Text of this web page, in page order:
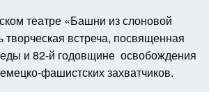
театре «Башни из слоновой
творческая встреча, посвященная
и 82-й годовщине освобождения
фашистских захватчиков.